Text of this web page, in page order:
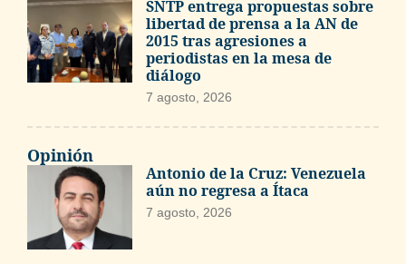
SNTP entrega propuestas sobre
libertad de prensa a la AN de
2015 tras agresiones a
periodistas en la mesa de
diálogo
7 agosto, 2026
Opinión
Antonio de la Cruz: Venezuela
aún no regresa a Ítaca
7 agosto, 2026